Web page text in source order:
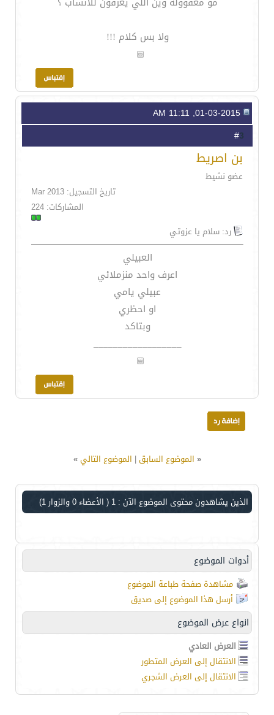
ولا بس كلام !!!
3
بن اصريط
عضو نشيط
تاريخ التسجيل: Mar 2013
المشاركات: 224
رد: سلام يا عزوتي
العبيلي
اعرف واحد منزملائي
عبيلي يامي
او احظري
وبتاكد
__________________
« الموضوع السابق| الموضوع التالي»
الذين يشاهدون محتوى الموضوع الآن : 1 ( الأعضاء 0 والزوار 1)
أدوات الموضوع
مشاهدة صفحة طباعة الموضوع
أرسل هذا الموضوع إلى صديق
انواع عرض الموضوع
العرض العادي
الانتقال إلى العرض المتطور
الانتقال إلى العرض الشجري